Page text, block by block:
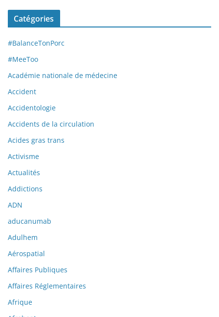
Catégories
#BalanceTonPorc
#MeeToo
Académie nationale de médecine
Accident
Accidentologie
Accidents de la circulation
Acides gras trans
Activisme
Actualités
Addictions
ADN
aducanumab
Adulhem
Aérospatial
Affaires Publiques
Affaires Réglementaires
Afrique